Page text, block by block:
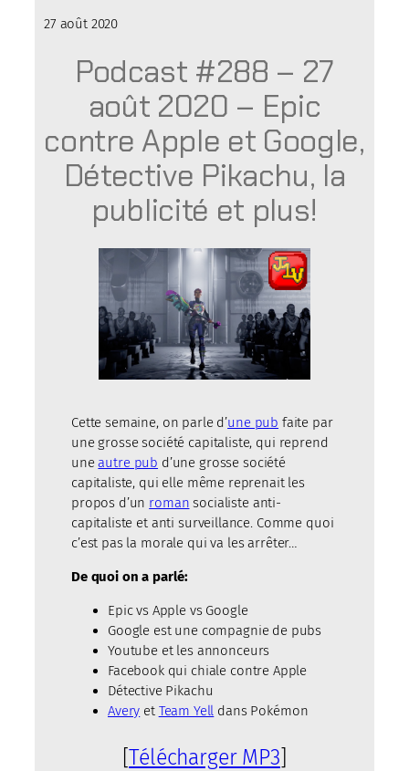
27 août 2020
Podcast #288 – 27
août 2020 – Epic
contre Apple et Google,
Détective Pikachu, la
publicité et plus!
Cette semaine, on parle d’une pub faite par
une grosse société capitaliste, qui reprend
uneautre pub d’une grosse société
capitaliste, qui elle même reprenait les
propos d’un roman socialiste anti-
capitaliste et anti surveillance. Comme quoi
c’est pas la morale qui va les arrêter…
De quoi on a parlé:
Epic vs Apple vs Google
Google est une compagnie de pubs
Youtube et les annonceurs
Facebook qui chiale contre Apple
Détective Pikachu
Avery et Team Yell dans Pokémon
[Télécharger MP3]